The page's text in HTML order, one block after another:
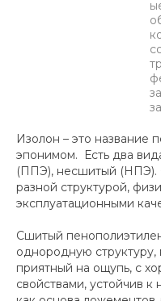
Изолон – это название
эпонимом. Есть два
(ППЭ), несшитый (НПЭ).
разной структурой,
эксплуатационными
Сшитый
однородную
приятный на ощупь, с
свойствами, устойчив к